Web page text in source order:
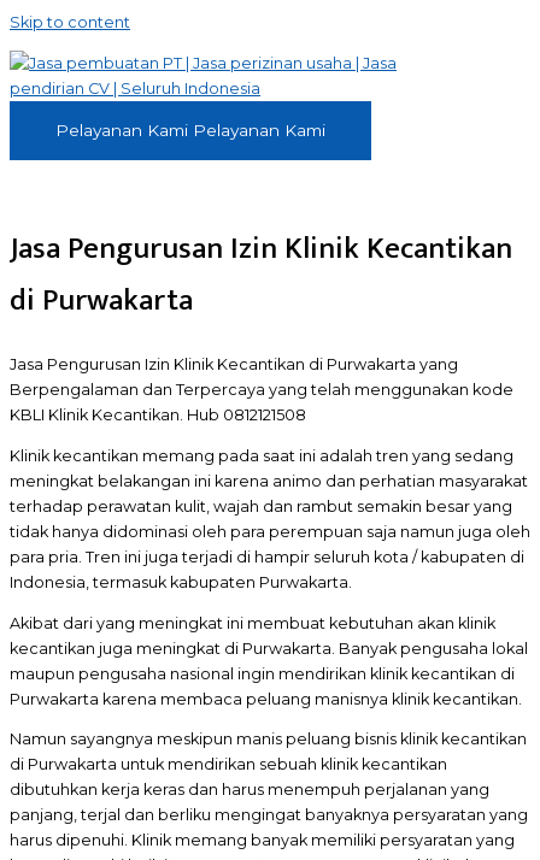
Skip to content
Pelayanan Kami Pelayanan Kami
Jasa Pengurusan Izin Klinik Kecantikan
di Purwakarta
Jasa Pengurusan Izin Klinik Kecantikan di Purwakarta yang
Berpengalaman dan Terpercaya yang telah menggunakan kode
KBLI Klinik Kecantikan. Hub 0812121508
Klinik kecantikan memang pada saat ini adalah tren yang sedang
meningkat belakangan ini karena animo dan perhatian masyarakat
terhadap perawatan kulit, wajah dan rambut semakin besar yang
tidak hanya didominasi oleh para perempuan saja namun juga oleh
para pria. Tren ini juga terjadi di hampir seluruh kota / kabupaten di
Indonesia, termasuk kabupaten Purwakarta.
Akibat dari yang meningkat ini membuat kebutuhan akan klinik
kecantikan juga meningkat di Purwakarta. Banyak pengusaha lokal
maupun pengusaha nasional ingin mendirikan klinik kecantikan di
Purwakarta karena membaca peluang manisnya klinik kecantikan.
Namun sayangnya meskipun manis peluang bisnis klinik kecantikan
di Purwakarta untuk mendirikan sebuah klinik kecantikan
dibutuhkan kerja keras dan harus menempuh perjalanan yang
panjang, terjal dan berliku mengingat banyaknya persyaratan yang
harus dipenuhi. Klinik memang banyak memiliki persyaratan yang